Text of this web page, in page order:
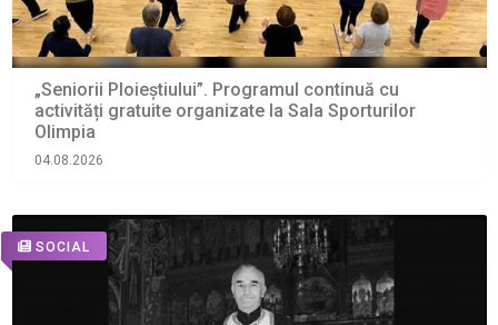
„Seniorii Ploieștiului”. Programul continuă cu
activități gratuite organizate la Sala Sporturilor
Olimpia
04.08.2026
SOCIAL